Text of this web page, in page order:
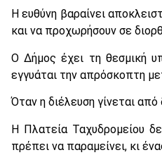
Η ευθύνη βαραίνει
και να προχωρήσουν σε
Ο Δήμος έχει τη θεσμική
εγγυάται την απρόσκοπτη
Όταν η διέλευση γίνεται
Η Πλατεία Ταχυδρομείου
πρέπει να παραμείνει, κι